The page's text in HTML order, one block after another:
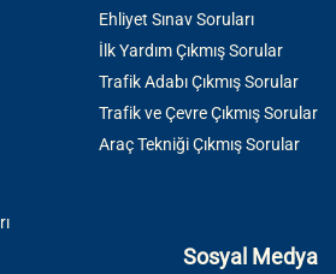
Ehliyet Sınav Soruları
İlk Yardım Çıkmış Sorular
Trafik Adabı Çıkmış Sorular
Trafik ve Çevre Çıkmış Sorular
Araç Tekniği Çıkmış Sorular
Sosyal Medya